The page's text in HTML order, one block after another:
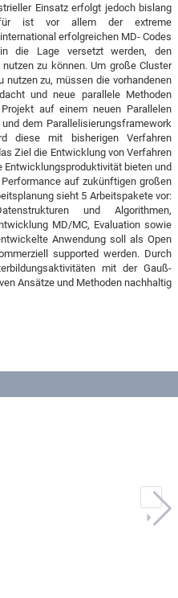
Einsatz erfolgt jedoch bislang
ist vor allem der extreme
erfolgreichen MD- Codes
die Lage versetzt werden, den
zu können. Um große Cluster
nutzen zu, müssen die vorhandenen
und neue parallele Methoden
auf einem neuen Parallelen
dem Parallelisierungsframework
diese mit bisherigen Verfahren
Ziel die Entwicklung von Verfahren
Entwicklungsproduktivität bieten und
auf zukünftigen großen
sieht 5 Arbeitspakete vor:
und Algorithmen,
MD/MC, Evaluation sowie
Anwendung soll als Open
supported werden. Durch
mit der Gauß-
Ansätze und Methoden nachhaltig